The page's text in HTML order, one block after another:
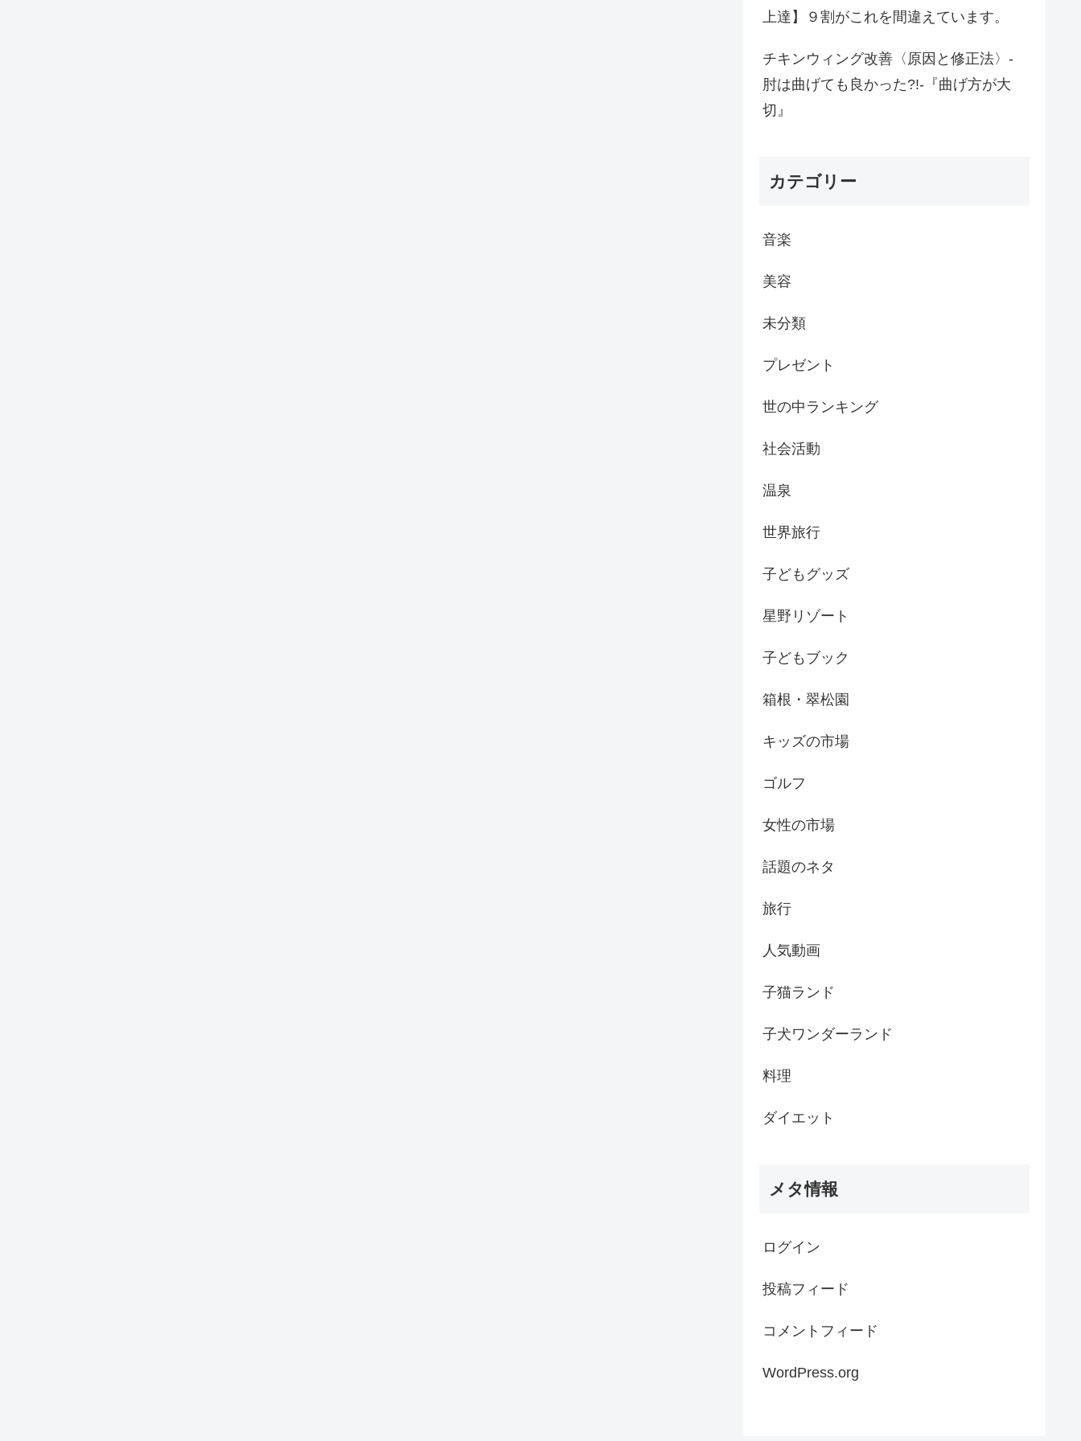
上達】９割がこれを間違えています。
チキンウィング改善〈原因と修正法〉-
肘は曲げても良かった?!-『曲げ方が大
切』
カテゴリー
音楽
美容
未分類
プレゼント
世の中ランキング
社会活動
温泉
世界旅行
子どもグッズ
星野リゾート
子どもブック
箱根・翠松園
キッズの市場
ゴルフ
女性の市場
話題のネタ
旅行
人気動画
子猫ランド
子犬ワンダーランド
料理
ダイエット
メタ情報
ログイン
投稿フィード
コメントフィード
WordPress.org